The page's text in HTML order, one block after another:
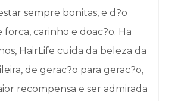
sempre bonitas, e d?o
carinho e doac?o. Ha
HairLife cuida da beleza da
de gerac?o para gerac?o,
recompensa e ser admirada